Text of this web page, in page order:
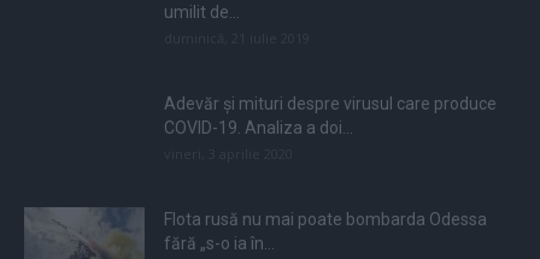
umilit de...
Adevăr și mituri despre virusul care produce
COVID-19. Analiza a doi...
Flota rusă nu mai poate bombarda Odessa
fără „s-o ia în...